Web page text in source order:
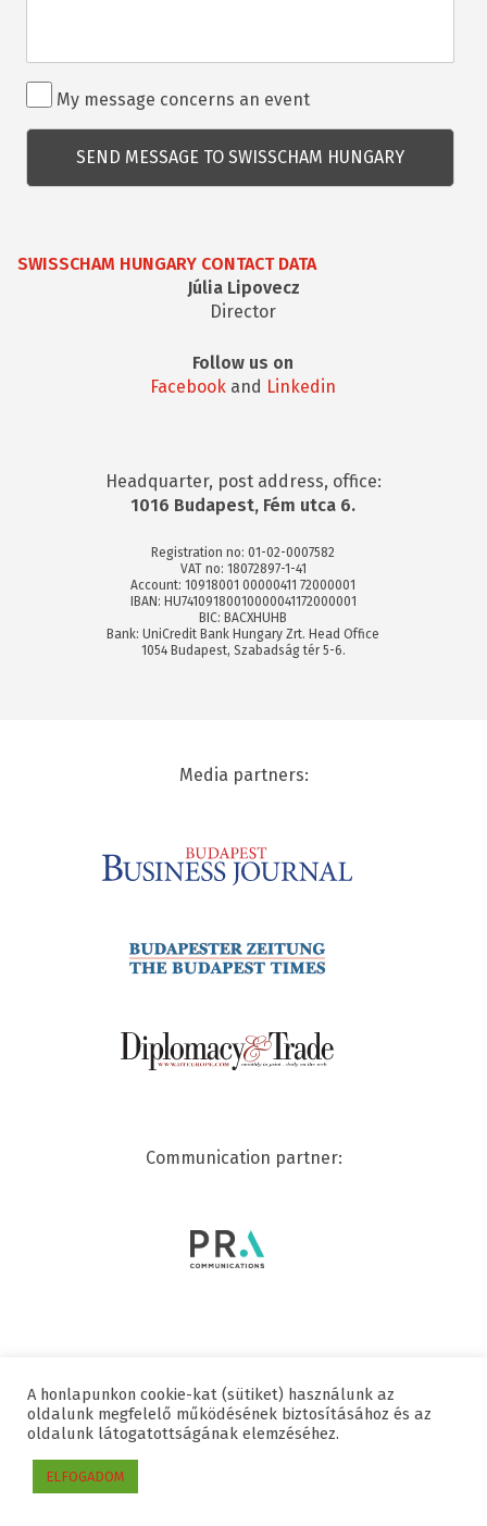
Rendezvénnyel
kapcsolatos
kérdés
My message concerns an event
SWISSCHAM HUNGARY CONTACT DATA
Júlia Lipovecz
Director
Follow us on
Facebook and Linkedin
Headquarter, post address, office:
1016 Budapest, Fém utca 6.
Registration no: 01-02-0007582
VAT no: 18072897-1-41
Account: 10918001 00000411 72000001
IBAN: HU74109180010000041172000001
BIC: BACXHUHB
Bank: UniCredit Bank Hungary Zrt. Head Office
1054 Budapest, Szabadság tér 5-6.
Media partners:
Communication partner:
© 2020 SWISSCHAM | ALL RIGHTS RESERVED
Useful links
A honlapunkon cookie-kat (sütiket) használunk az
oldalunk megfelelő működésének biztosításához és az
oldalunk látogatottságának elemzéséhez.
ELFOGADOM